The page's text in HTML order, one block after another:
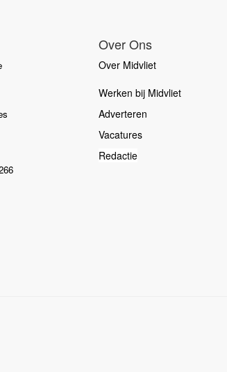
Over Ons
Over Midvliet
Werken bij Midvliet
Adverteren
Vacatures
Redactie